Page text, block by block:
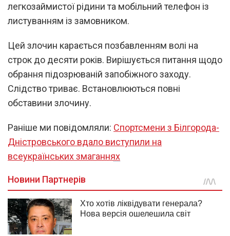
легкозаймистої рідини та мобільний телефон із
листуванням із замовником.
Цей злочин карається позбавленням волі на
строк до десяти років. Вирішується питання щодо
обрання підозрюваній запобіжного заходу.
Слідство триває. Встановлюються повні
обставини злочину.
Раніше ми повідомляли: Спортсмени з Білгорода-
Дністровського вдало виступили на
всеукраїнських змаганнях